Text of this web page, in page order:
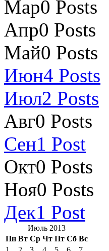
Мар0 Posts
Апр0 Posts
Май0 Posts
Июн4 Posts
Июл2 Posts
Авг0 Posts
Сен1 Post
Окт0 Posts
Ноя0 Posts
Дек1 Post
Июль 2013
Пн Вт Ср Чт Пт Сб Вс